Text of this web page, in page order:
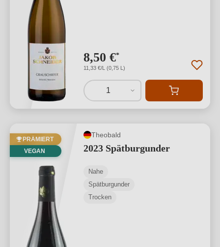
8,50 €*
11,33 €/L (0,75 L)
1
PRÄMIERT
VEGAN
Theobald
2023 Spätburgunder
Nahe
Spätburgunder
Trocken